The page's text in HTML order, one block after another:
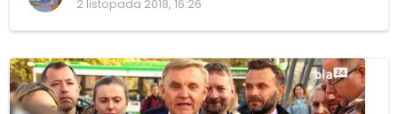
2 listopada 2018, 16:26